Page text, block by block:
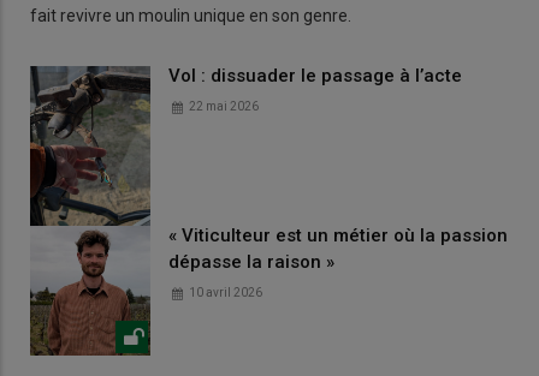
fait revivre un moulin unique en son genre.
Vol : dissuader le passage à l’acte
22 mai 2026
« Viticulteur est un métier où la passion
dépasse la raison »
10 avril 2026